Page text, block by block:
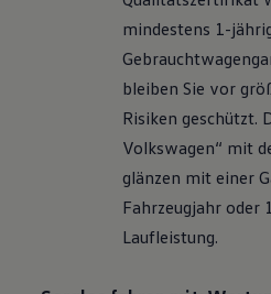
Räder und Reifen
Pannen- und
Volkswagen Teile
Zubehör
Schutz und Pflege
Transport
Individualisieren
Wallbox und
mindestens 1-
bleiben Sie vor
Risiken geschützt.
Volkswagen“ mit
glänzen mit einer
Fahrzeugjahr oder
Laufleistung.